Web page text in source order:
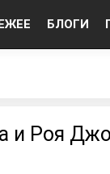
БЛОГИ
и Роя